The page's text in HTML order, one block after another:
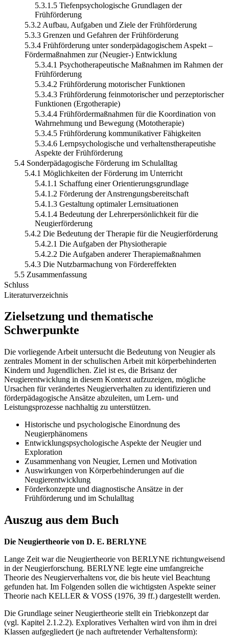
5.3.1.5 Tiefenpsychologische Grundlagen der
Frühförderung
5.3.2 Aufbau, Aufgaben und Ziele der Frühförderung
5.3.3 Grenzen und Gefahren der Frühförderung
5.3.4 Frühförderung unter sonderpädagogischem Aspekt –
Fördermaßnahmen zur (Neugier-) Entwicklung
5.3.4.1 Psychotherapeutische Maßnahmen im Rahmen der
Frühförderung
5.3.4.2 Frühförderung motorischer Funktionen
5.3.4.3 Frühförderung feinmotorischer und perzeptorischer
Funktionen (Ergotherapie)
5.3.4.4 Frühfördermaßnahmen für die Koordination von
Wahrnehmung und Bewegung (Mototherapie)
5.3.4.5 Frühförderung kommunikativer Fähigkeiten
5.3.4.6 Lernpsychologische und verhaltenstherapeutishe
Aspekte der Frühförderung
5.4 Sonderpädagogische Förderung im Schulalltag
5.4.1 Möglichkeiten der Förderung im Unterricht
5.4.1.1 Schaffung einer Orientierungsgrundlage
5.4.1.2 Förderung der Anstrengungsbereitschaft
5.4.1.3 Gestaltung optimaler Lernsituationen
5.4.1.4 Bedeutung der Lehrerpersönlichkeit für die
Neugierförderung
5.4.2 Die Bedeutung der Therapie für die Neugierförderung
5.4.2.1 Die Aufgaben der Physiotherapie
5.4.2.2 Die Aufgaben anderer Therapiemaßnahmen
5.4.3 Die Nutzbarmachung von Fördereffekten
5.5 Zusammenfassung
Schluss
Literaturverzeichnis
Zielsetzung und thematische
Schwerpunkte
Die vorliegende Arbeit untersucht die Bedeutung von Neugier als
zentrales Moment in der schulischen Arbeit mit körperbehinderten
Kindern und Jugendlichen. Ziel ist es, die Brisanz der
Neugierentwicklung in diesem Kontext aufzuzeigen, mögliche
Ursachen für verändertes Neugierverhalten zu identifizieren und
förderpädagogische Ansätze abzuleiten, um Lern- und
Leistungsprozesse nachhaltig zu unterstützen.
Historische und psychologische Einordnung des
Neugierphänomens
Entwicklungspsychologische Aspekte der Neugier und
Exploration
Zusammenhang von Neugier, Lernen und Motivation
Auswirkungen von Körperbehinderungen auf die
Neugierentwicklung
Förderkonzepte und diagnostische Ansätze in der
Frühförderung und im Schulalltag
Auszug aus dem Buch
Die Neugiertheorie von D. E. BERLYNE
Lange Zeit war die Neugiertheorie von BERLYNE richtungweisend
in der Neugierforschung. BERLYNE legte eine umfangreiche
Theorie des Neugierverhaltens vor, die bis heute viel Beachtung
gefunden hat. Im Folgenden sollen die wichtigsten Aspekte seiner
Theorie nach KELLER & VOSS (1976, 39 ff.) dargestellt werden.
Die Grundlage seiner Neugiertheorie stellt ein Triebkonzept dar
(vgl. Kapitel 2.1.2.2). Exploratives Verhalten wird von ihm in drei
Klassen aufgegliedert (je nach auftretender Verhaltensform):